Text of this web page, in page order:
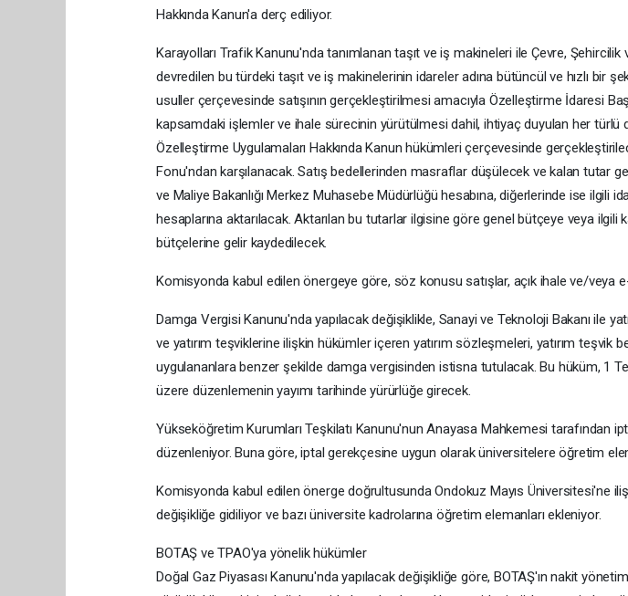
Hakkında Kanun'a derç ediliyor.
Karayolları Trafik Kanunu'nda tanımlanan taşıt ve iş makineleri ile Çevre, Şehircilik
devredilen bu türdeki taşıt ve iş makinelerinin idareler adına bütüncül ve hızlı bir
usuller çerçevesinde satışının gerçekleştirilmesi amacıyla Özelleştirme İdaresi
kapsamdaki işlemler ve ihale sürecinin yürütülmesi dahil, ihtiyaç duyulan her türlü
Özelleştirme Uygulamaları Hakkında Kanun hükümleri çerçevesinde
Fonu'ndan karşılanacak. Satış bedellerinden masraflar düşülecek ve kalan tutar
ve Maliye Bakanlığı Merkez Muhasebe Müdürlüğü hesabına, diğerlerinde ise ilgili
hesaplarına aktarılacak. Aktarılan bu tutarlar ilgisine göre genel bütçeye veya ilgili
bütçelerine gelir kaydedilecek.
Komisyonda kabul edilen önergeye göre, söz konusu satışlar, açık ihale ve/veya
Damga Vergisi Kanunu'nda yapılacak değişiklikle, Sanayi ve Teknoloji Bakanı ile
ve yatırım teşviklerine ilişkin hükümler içeren yatırım sözleşmeleri, yatırım teşvik
uygulananlara benzer şekilde damga vergisinden istisna tutulacak. Bu hüküm, 1
üzere düzenlemenin yayımı tarihinde yürürlüğe girecek.
Yükseköğretim Kurumları Teşkilatı Kanunu'nun Anayasa Mahkemesi tarafından
düzenleniyor. Buna göre, iptal gerekçesine uygun olarak üniversitelere öğretim
Komisyonda kabul edilen önerge doğrultusunda Ondokuz Mayıs Üniversitesi'ne
değişikliğe gidiliyor ve bazı üniversite kadrolarına öğretim elemanları ekleniyor.
BOTAŞ ve TPAO'ya yönelik hükümler
Doğal Gaz Piyasası Kanunu'nda yapılacak değişikliğe göre, BOTAŞ'ın nakit